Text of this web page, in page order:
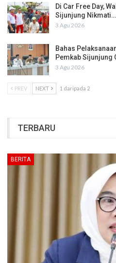
Di Car Free Day,
Sijunjung Nikmati…
3 Agu 2026
Bahas
Pemkab Sijunjung
3 Agu 2026
PREV NEXT 1 daripada 2
TERBARU
BERITA